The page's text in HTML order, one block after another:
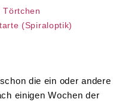
Törtchen
(Spiraloptik)
die ein oder andere
einigen Wochen der